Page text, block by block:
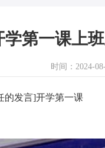
学第一课上
时间：2024-
的发言]开学第一课